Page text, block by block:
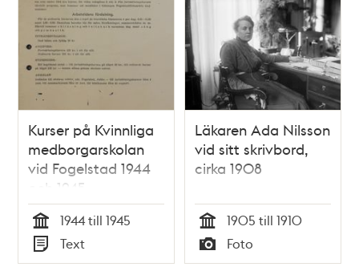
Kurser på Kvinnliga
medborgarskolan
vid Fogelstad 1944
och 1945
Tid
1944 till 1945
Typ
Text
Läkaren Ada Nilsson
vid sitt skrivbord,
cirka 1908
Tid
1905 till 1910
Typ
Foto